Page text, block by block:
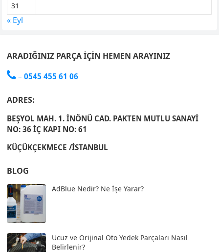
31
« Eyl
ARADIĞINIZ PARÇA İÇIN HEMEN ARAYINIZ
 –0545 455 61 06
ADRES:
BEŞYOL MAH. 1. İNÖNÜ CAD. PAKTEN MUTLU SANAYİ
NO: 36 İÇ KAPI NO: 61
KÜÇÜKÇEKMECE /İSTANBUL
BLOG
AdBlue Nedir? Ne İşe Yarar?
Ucuz ve Orijinal Oto Yedek Parçaları Nasıl
Belirlenir?